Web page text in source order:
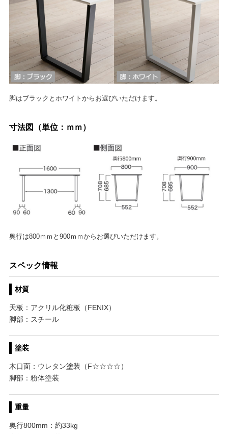
脚はブラックとホワイトからお選びいただけます。
寸法図（単位：ｍｍ）
奥行は800ｍｍと900ｍｍからお選びいただけます。
スペック情報
材質
天板：アクリル化粧板（FENIX）
脚部：スチール
塗装
木口面：ウレタン塗装（F☆☆☆☆）
脚部：粉体塗装
重量
奥行800mm：約33kg